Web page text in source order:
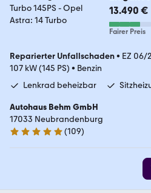
13.490 €
Fairer Preis
Reparierter Unfallschaden• EZ 06/
107 kW (145 PS) • Benzin
Lenkrad beheizbar
Autohaus Behm GmbH
17033 Neubrandenburg
5 Sterne
(109)